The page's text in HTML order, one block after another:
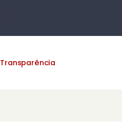
Transparência